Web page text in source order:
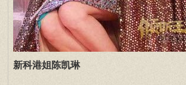
新科港姐陈凯琳